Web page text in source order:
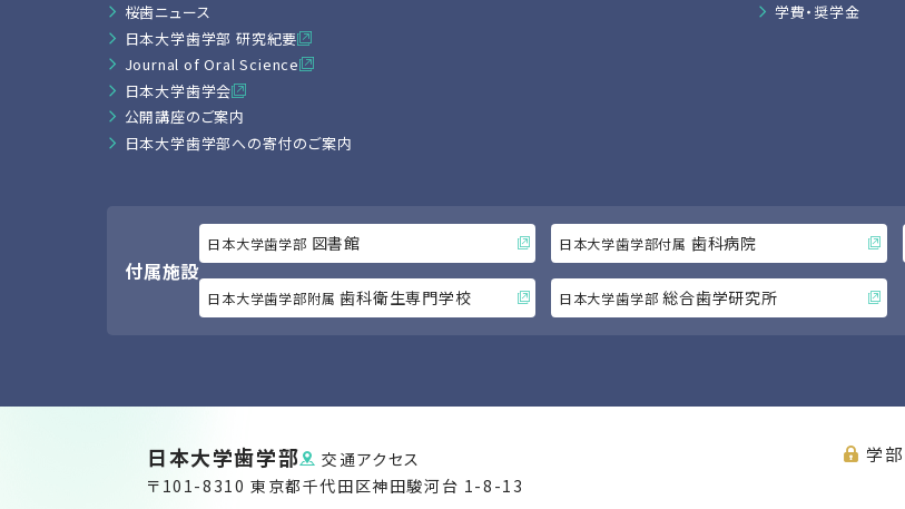
桜歯ニュース
日本大学歯学部 研究紀要
Journal of Oral Science
日本大学歯学会
公開講座のご案内
日本大学歯学部への寄付のご案内
学費・奨学金
付属施設
日本大学歯学部 図書館 日本大学歯学部付属 歯科病院
日本大学歯学部附属 歯科衛生専門学校 日本大学歯学部 総合歯学研究所
日本大学歯学部
交通アクセス
〒101-8310 東京都千代田区神田駿河台 1-8-13
学